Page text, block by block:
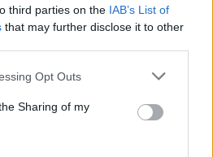
third parties on the IAB’s List of
that may further disclose it to other
Opt Outs
Sharing of my
amikor segítséget kérnek?